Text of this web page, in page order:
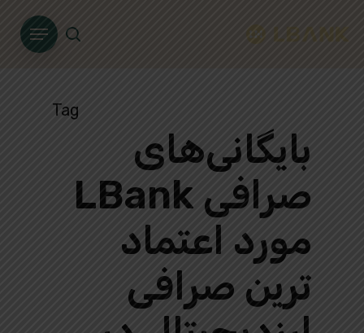
Menu
Tag
بایگانی‌های
صرافی LBank
مورد اعتماد
ترین صرافی